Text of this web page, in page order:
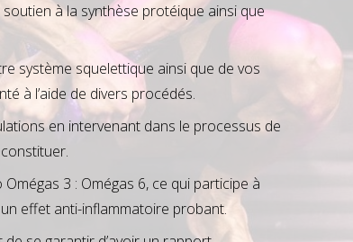
à la synthèse protéique ainsi que
système squelettique ainsi que de vos
à l’aide de divers procédés.
en intervenant dans le processus de
3 : Omégas 6, ce qui participe à
effet anti-inflammatoire probant.